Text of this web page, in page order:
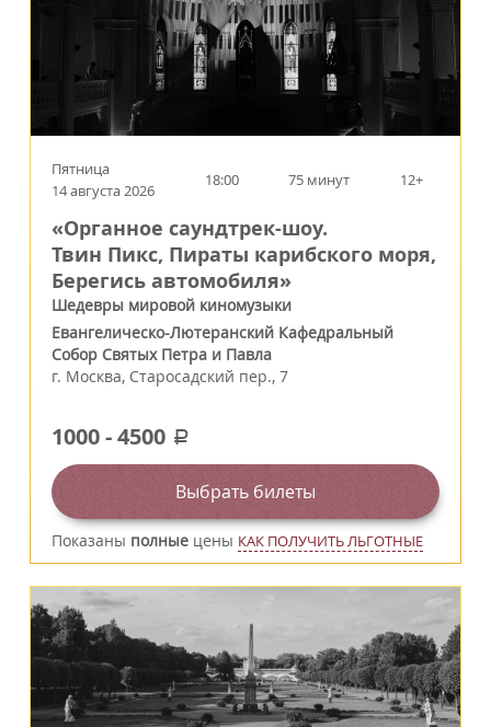
Пятница
14 августа 2026
18:00 75 минут 12+
«Органное саундтрек-шоу.
Твин Пикс, Пираты карибского моря,
Берегись автомобиля»
Шедевры мировой киномузыки
Евангелическо-Лютеранский Кафедральный
Собор Святых Петра и Павла
г. Москва, Старосадский пер., 7
1000-4500 a
Выбрать билеты
Показаны полные цены КАК ПОЛУЧИТЬ ЛЬГОТНЫЕ